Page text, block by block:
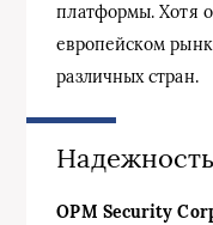
платформы. Хотя
европейском
различных стран.
OPM Security